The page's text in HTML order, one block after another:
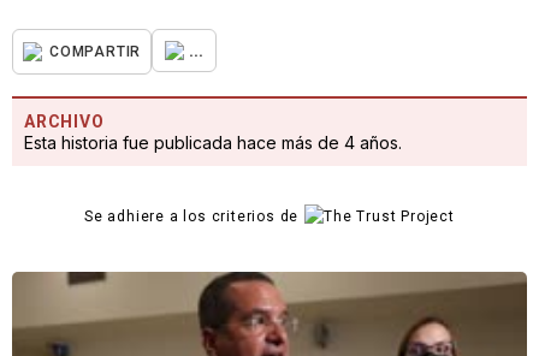
COMPARTIR ...
ARCHIVO
Esta historia fue publicada hace más de 4 años.
Se adhiere a los criterios de